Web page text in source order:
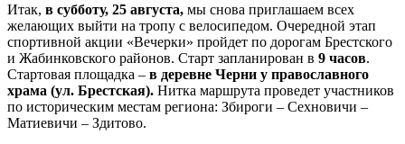
Итак, в субботу, 25 августа, мы снова приглашаем всех
желающих выйти на тропу с велосипедом. Очередной этап
спортивной акции «Вечерки» пройдет по дорогам Брестского
и Жабинковского районов. Старт запланирован в 9 часов.
Стартовая площадка – в деревне Черни у православного
храма (ул. Брестская). Нитка маршрута проведет участников
по историческим местам региона: Збироги – Сехновичи –
Матиевичи – Здитово.